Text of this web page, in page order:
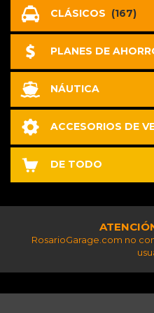
CLÁSICOS (167)
PLANES DE
NÁUTICA
ACCESORIOS DE
DE TODO
RosarioGarage.com no